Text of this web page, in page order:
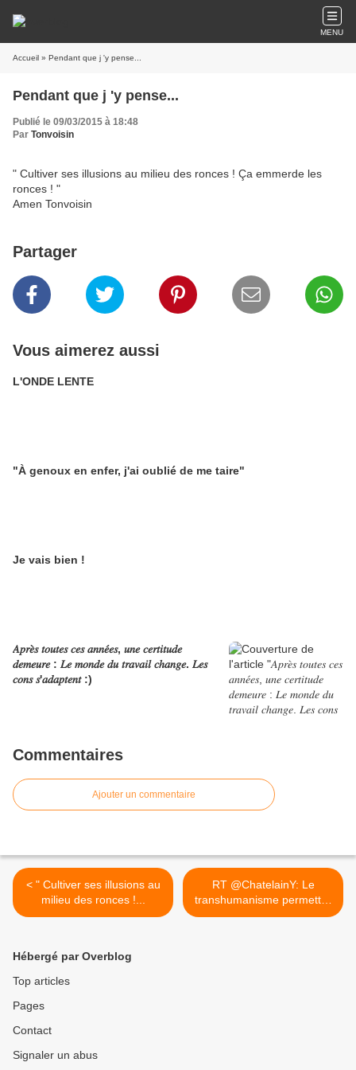
MENU
Accueil » Pendant que j 'y pense...
Pendant que j 'y pense...
Publié le 09/03/2015 à 18:48
Par Tonvoisin
" Cultiver ses illusions au milieu des ronces ! Ça emmerde les
ronces ! "
Amen Tonvoisin
Partager
Vous aimerez aussi
L'ONDE LENTE
"À genoux en enfer, j'ai oublié de me taire"
Je vais bien !
𝐴𝑝𝑟𝑒̀𝑠 𝑡𝑜𝑢𝑡𝑒𝑠 𝑐𝑒𝑠 𝑎𝑛𝑛𝑒́𝑒𝑠, 𝑢𝑛𝑒 𝑐𝑒𝑟𝑡𝑖𝑡𝑢𝑑𝑒
𝑑𝑒𝑚𝑒𝑢𝑟𝑒 : 𝐿𝑒 𝑚𝑜𝑛𝑑𝑒 𝑑𝑢 𝑡𝑟𝑎𝑣𝑎𝑖𝑙 𝑐ℎ𝑎𝑛𝑔𝑒. 𝐿𝑒𝑠
𝑐𝑜𝑛𝑠 𝑠'𝑎𝑑𝑎𝑝𝑡𝑒𝑛𝑡 :)
Commentaires
Ajouter un commentaire
< " Cultiver ses illusions au
milieu des ronces !...
RT @ChatelainY: Le
transhumanisme permettra
peut... >
Hébergé par Overblog
Top articles
Pages
Contact
Signaler un abus